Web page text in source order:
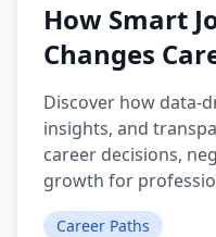
How Smart
Changes
Discover how data-
insights, and
career decisions,
growth for
Career Paths